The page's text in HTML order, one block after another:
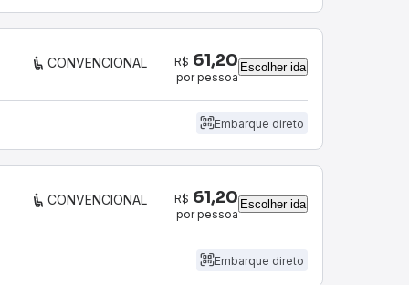
CONVENCIONAL R$ 61,20
por pessoa
Escolher ida
Embarque direto
CONVENCIONAL R$ 61,20
por pessoa
Escolher ida
Embarque direto